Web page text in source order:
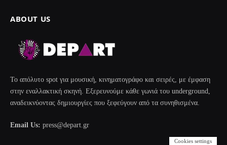
ABOUT US
Το απόλυτο spot για μουσική, κινηματογράφο και σειρές, με έμφαση
στην εναλλακτική σκηνή. Εξερευνούμε κάθε γωνιά του underground,
αναδεικνύοντας δημιουργίες που ξεφεύγουν από τα συνηθισμένα.
Email Us: press@depart.gr
Cookies settings